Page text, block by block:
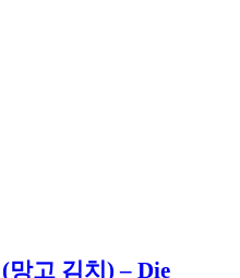
고 김치) – Die